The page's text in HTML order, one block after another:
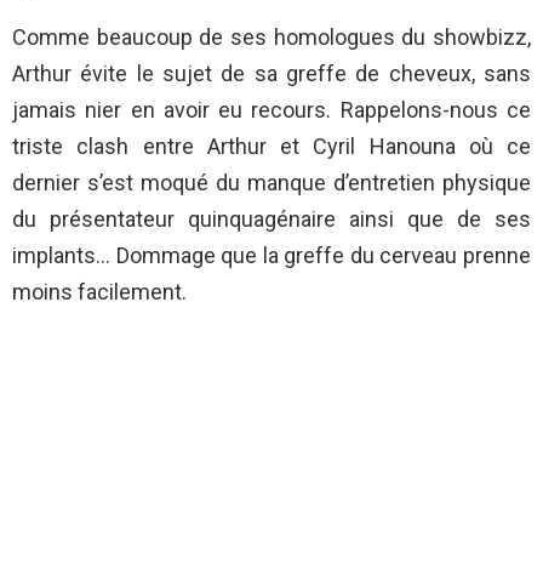
Comme beaucoup de ses homologues du showbizz,
Arthur évite le sujet de sa greffe de cheveux, sans
jamais nier en avoir eu recours. Rappelons-nous ce
triste clash entre Arthur et Cyril Hanouna où ce
dernier s’est moqué du manque d’entretien physique
du présentateur quinquagénaire ainsi que de ses
implants… Dommage que la greffe du cerveau prenne
moins facilement.